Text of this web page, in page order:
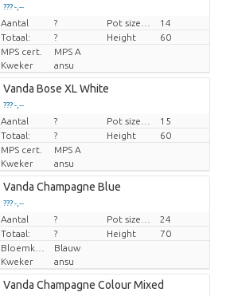
??? -,--
Prijs per stuk
Aantal ?
14
Totaal:
? Height
60
MPS cert.
MPS A
Kweker
ansu
Vanda Bose XL White
??? -,--
Prijs per stuk
Aantal ?
15
Totaal:
? Height
60
MPS cert.
MPS A
Kweker
ansu
Vanda Champagne Blue
??? -,--
Prijs per stuk
Aantal ?
24
Totaal:
? Height
70
Bloemkleur
Blauw
Kweker
ansu
Vanda Champagne Colour Mixed